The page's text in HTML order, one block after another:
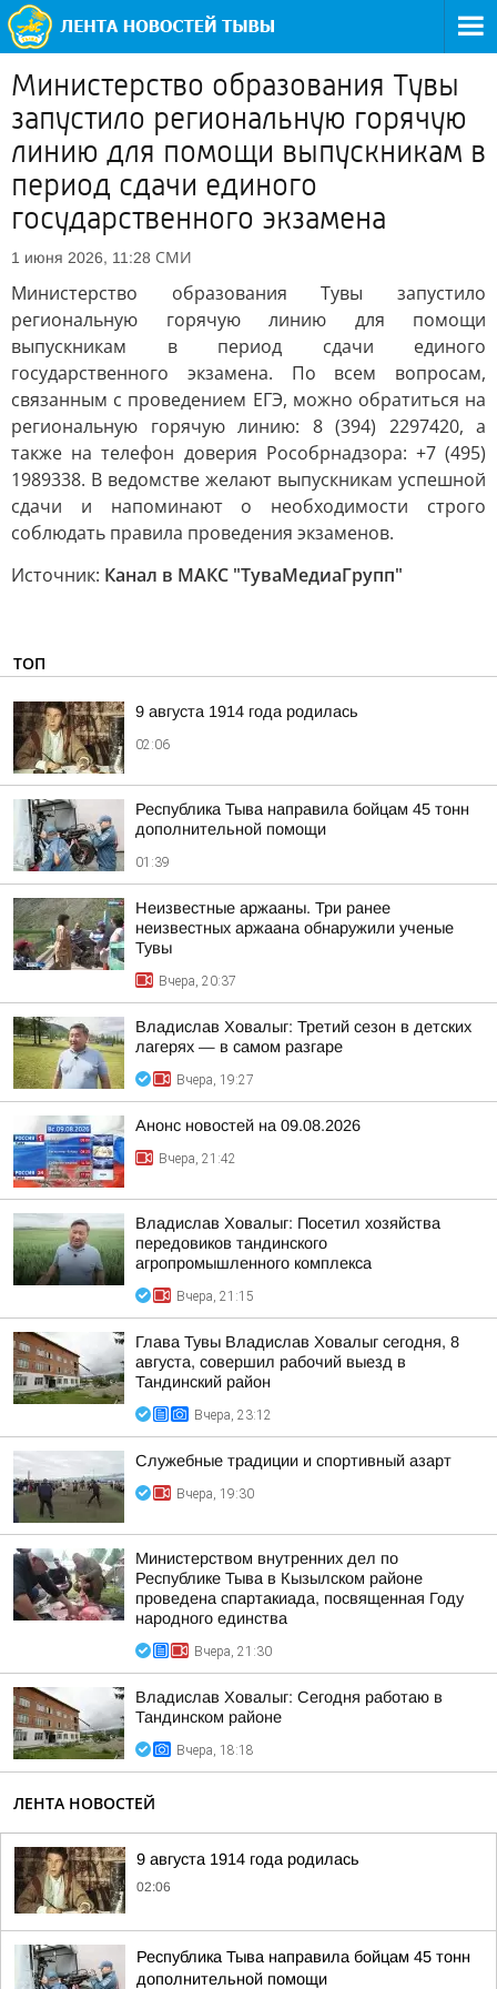
Министерство образования Тувы
запустило региональную горячую
линию для помощи выпускникам в
период сдачи единого
государственного экзамена
1 июня 2026, 11:28 СМИ
Министерство образования Тувы запустило
региональную горячую линию для помощи
выпускникам в период сдачи единого
государственного экзамена. По всем вопросам,
связанным с проведением ЕГЭ, можно обратиться на
региональную горячую линию: 8 (394) 2297420, а
также на телефон доверия Рособрнадзора: +7 (495)
1989338. В ведомстве желают выпускникам успешной
сдачи и напоминают о необходимости строго
соблюдать правила проведения экзаменов.
Источник: Канал в МАКС "ТуваМедиаГрупп"
ТОП
9 августа 1914 года родилась
02:06
Республика Тыва направила бойцам 45 тонн
дополнительной помощи
01:39
Неизвестные аржааны. Три ранее
неизвестных аржаана обнаружили ученые
Тувы
Вчера, 20:37
Владислав Ховалыг: Третий сезон в детских
лагерях — в самом разгаре
Вчера, 19:27
Анонс новостей на 09.08.2026
Вчера, 21:42
Владислав Ховалыг: Посетил хозяйства
передовиков тандинского
агропромышленного комплекса
Вчера, 21:15
Глава Тувы Владислав Ховалыг сегодня, 8
августа, совершил рабочий выезд в
Тандинский район
Вчера, 23:12
Служебные традиции и спортивный азарт
Вчера, 19:30
Министерством внутренних дел по
Республике Тыва в Кызылском районе
проведена спартакиада, посвященная Году
народного единства
Вчера, 21:30
Владислав Ховалыг: Сегодня работаю в
Тандинском районе
Вчера, 18:18
ЛЕНТА НОВОСТЕЙ
9 августа 1914 года родилась
02:06
Республика Тыва направила бойцам 45 тонн
дополнительной помощи